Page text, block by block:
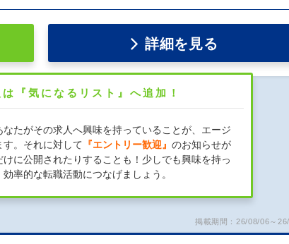
詳細を見る
『気になるリスト』へ追加！
なたがその求人へ興味を持っていることが、エージ
す。それに対して 『エントリー歓迎』 のお知らせが
に公開されたりすることも！少しでも興味を持っ
率的な転職活動につなげましょう。
掲載期間：26/08/06～